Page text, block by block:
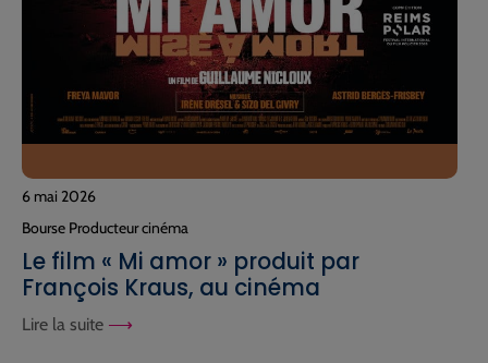
6 mai 2026
Bourse Producteur cinéma
Le film « Mi amor » produit par
François Kraus, au cinéma
Lire la suite